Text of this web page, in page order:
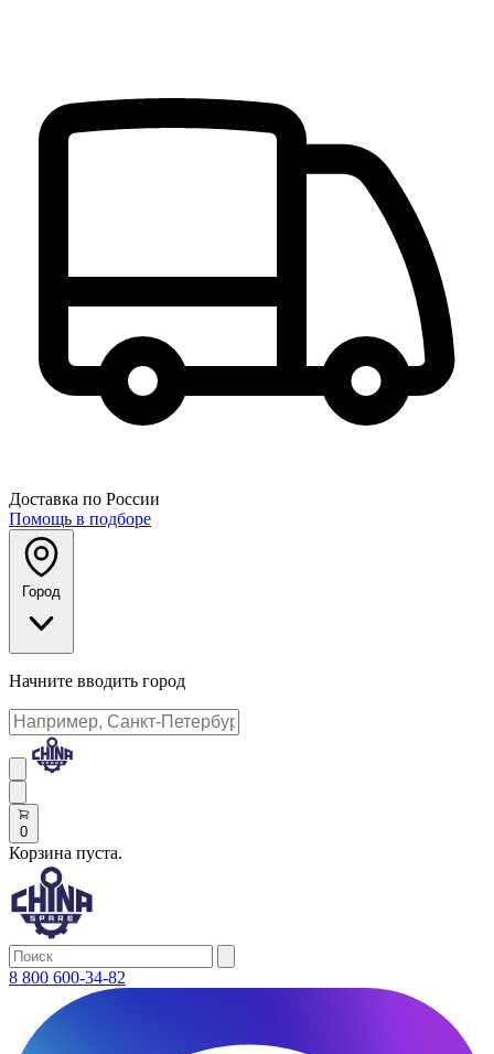
Доставка по России
Помощь в подборе
Город
Начните вводить город
0
Корзина пуста.
8 800 600-34-82